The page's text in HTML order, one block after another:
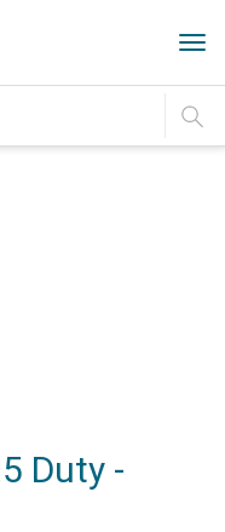
IR
Duty -